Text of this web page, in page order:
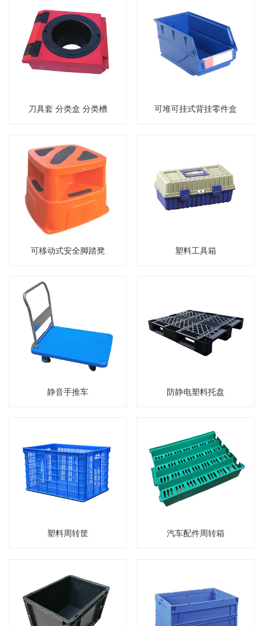
刀具套 分类盒 分类槽 可堆可挂式背挂零件盒
可移动式安全脚踏凳 塑料工具箱
静音手推车 防静电塑料托盘
塑料周转筐 汽车配件周转箱